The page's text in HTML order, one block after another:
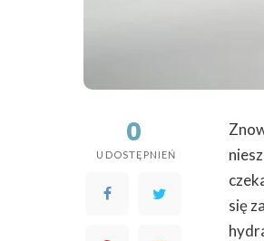
0
UDOSTĘPNIEŃ
się